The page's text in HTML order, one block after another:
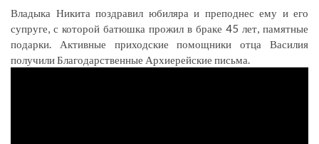
Владыка Никита поздравил юбиляра и преподнес ему и его
супруге, с которой батюшка прожил в браке 45 лет, памятные
подарки. Активные приходские помощники отца Василия
получили Благодарственные Архиерейские письма.